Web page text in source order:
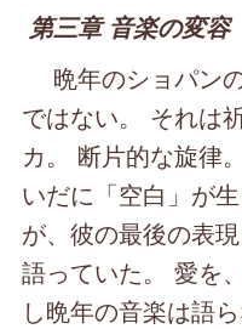
第三章 音楽の変容
晩年のショパン
ではない。 それは
カ。 断片的な旋律
いだに「空白」が
が、彼の最後の表
語っていた。 愛を
し晩年の音楽は語